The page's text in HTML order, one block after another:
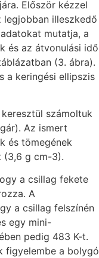
Először kézzel
illeszkedő
mutatja, a
és az átvonulási idő
(3. ábra).
a keringési ellipszis
számoltuk
Az ismert
és tömegének
(3,6 g cm-3).
a csillag fekete
A
a csillag felszínén
egy mini-
pedig 483 K-t.
figyelembe a bolygó